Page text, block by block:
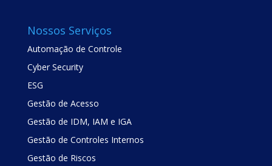
Nossos Serviços
Automação de Controle
Cyber Security
ESG
Gestão de Acesso
Gestão de IDM, IAM e IGA
Gestão de Controles Internos
Gestão de Riscos